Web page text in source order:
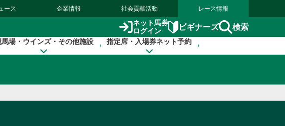
ース 企業情報 社会貢献活動 レース情報
ネット馬券
ログイン
ビギナーズ 検索
馬場・ウインズ・その他施設 指定席・入場券ネット予約